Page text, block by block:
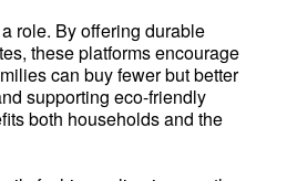
role. By offering durable
these platforms encourage
can buy fewer but better
supporting eco-friendly
both households and the